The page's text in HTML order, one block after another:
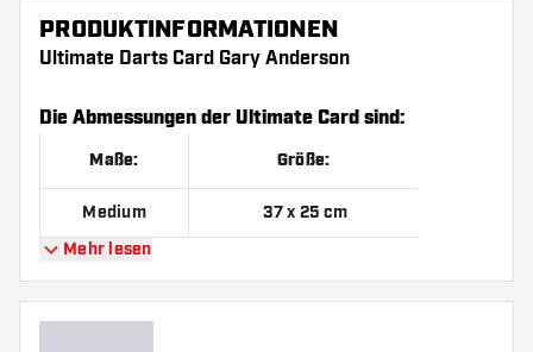
PRODUKTINFORMATIONEN
Ultimate Darts Card Gary Anderson
Die Abmessungen der Ultimate Card sind:
Maße: Größe:
Medium
37 x 25 cm
Mehr lesen